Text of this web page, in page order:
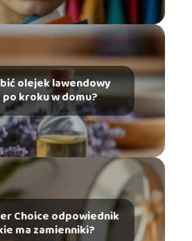
olejek lawendowy
kroku w domu?
Choice odpowiednik
ma zamienniki?